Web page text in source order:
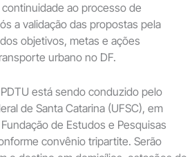
ao processo de
a validação das propostas pela
objetivos, metas e ações
urbano no DF.
está sendo conduzido pelo
de Santa Catarina (UFSC), em
de Estudos e Pesquisas
convênio tripartite. Serão